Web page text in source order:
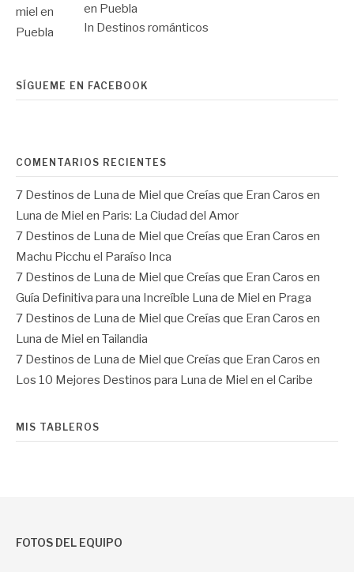
en Puebla
In Destinos románticos
SÍGUEME EN FACEBOOK
COMENTARIOS RECIENTES
7 Destinos de Luna de Miel que Creías que Eran Caros en
Luna de Miel en Paris: La Ciudad del Amor
7 Destinos de Luna de Miel que Creías que Eran Caros en
Machu Picchu el Paraíso Inca
7 Destinos de Luna de Miel que Creías que Eran Caros en
Guía Definitiva para una Increíble Luna de Miel en Praga
7 Destinos de Luna de Miel que Creías que Eran Caros en
Luna de Miel en Tailandia
7 Destinos de Luna de Miel que Creías que Eran Caros en
Los 10 Mejores Destinos para Luna de Miel en el Caribe
MIS TABLEROS
FOTOS DEL EQUIPO